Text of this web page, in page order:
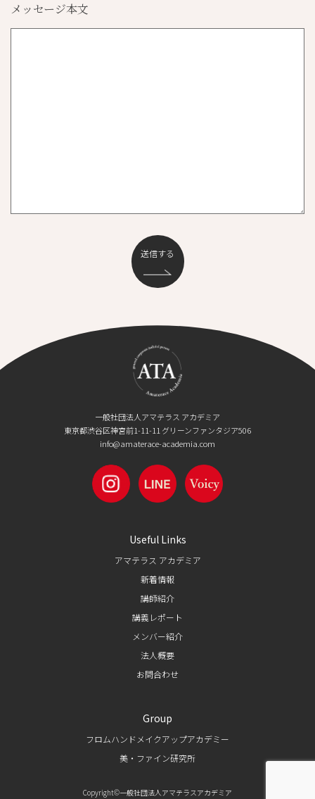
メッセージ本文
一般社団法人アマテラス アカデミア
東京都渋谷区神宮前1-11-11 グリーンファンタジア506
info@amaterace-academia.com
Useful Links
アマテラス アカデミア
新着情報
講師紹介
講義レポート
メンバー紹介
法人概要
お問合わせ
Group
フロムハンドメイクアップアカデミー
美・ファイン研究所
Copyright©一般社団法人アマテラスアカデミア